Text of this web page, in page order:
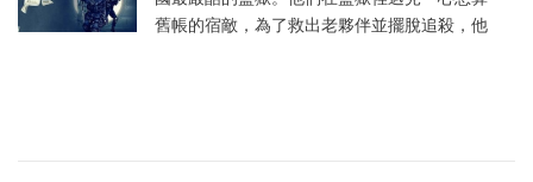
舊帳的宿敵，為了救出老夥伴並擺脫追殺，他